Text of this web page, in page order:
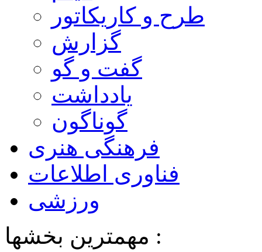
طرح و کاریکاتور
گزارش
گفت و گو
یادداشت
گوناگون
فرهنگی هنری
فناوری اطلاعات
ورزشی
مهمترین بخشها :